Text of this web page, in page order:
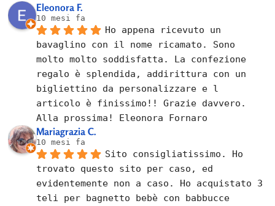
Eleonora F.
10 mesi fa
Ho appena ricevuto un
bavaglino con il nome ricamato. Sono
molto molto soddisfatta. La confezione
regalo è splendida, addirittura con un
bigliettino da personalizzare e l
articolo è finissimo!! Grazie davvero.
Alla prossima! Eleonora Fornaro
Mariagrazia C.
10 mesi fa
Sito consigliatissimo. Ho
trovato questo sito per caso, ed
evidentemente non a caso. Ho acquistato 3
teli per bagnetto bebè con babbucce